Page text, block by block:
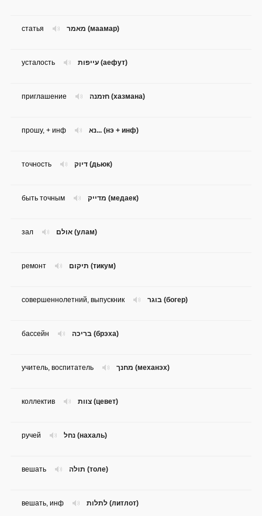
מאמר (маамар) статья
עייפות (аефут) усталость
חזמנה (хазмана) приглашение
נא... (нэ + инф) прошу, + инф
דיוק (дьюк) точность
מדייק (медаек) быть точным
אולם (улам) зал
תיקום (тикум) ремонт
בוגר (богер) совершеннолетний, выпускник
בריכה (брэха) бассейн
מחנך (механэх) учитель, воспитатель
צוות (цевет) коллектив
נחל (нахаль) ручей
תולה (толе) вешать
לתלות (литлот) вешать, инф